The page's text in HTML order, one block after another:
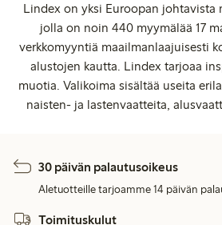
Lindex on yksi Euroopan johtavista
jolla on noin 440 myymälää 17
verkkomyyntiä maailmanlaajuisesti
alustojen kautta. Lindex tarjoaa
muotia. Valikoima sisältää useita
naisten- ja lastenvaatteita,
30 päivän palautusoikeus
Aletuotteille tarjoamme 14 päivän
Toimituskulut